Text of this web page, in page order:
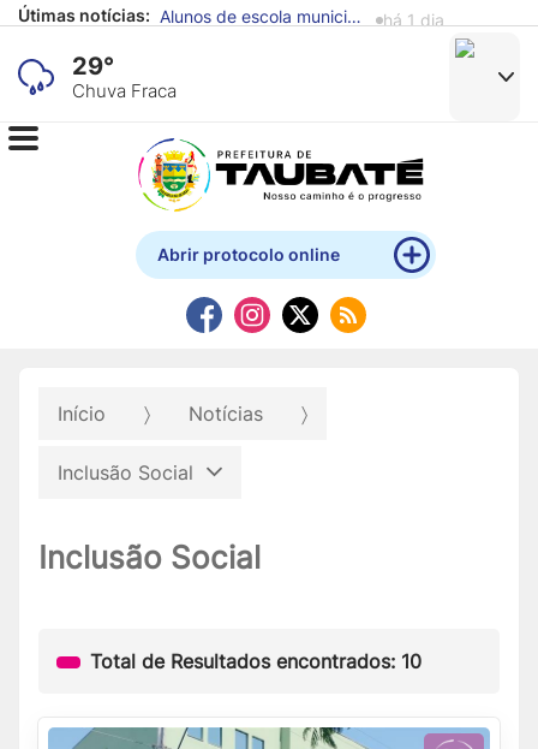
Útimas notícias: Alunos de escola municipal expõem obras produzidas com materiais recicláveis no Mistau há 1 dia
29°
Chuva Fraca
Abrir protocolo online
Início Notícias
Inclusão Social
Inclusão Social
Total de Resultados encontrados: 10